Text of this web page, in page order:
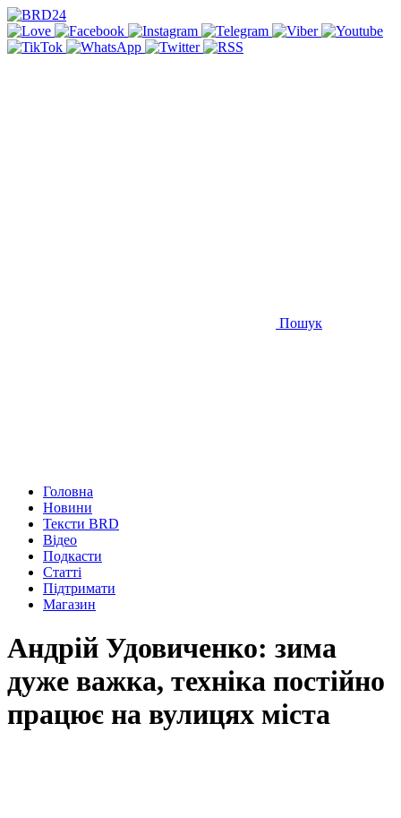
Пошук
Головна
Новини
Тексти BRD
Відео
Подкасти
Статті
Підтримати
Магазин
Андрій Удовиченко: зима
дуже важка, техніка постійно
працює на вулицях міста